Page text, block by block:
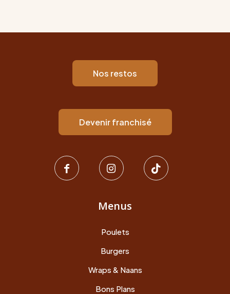
Nos restos
Devenir franchisé
Menus
Poulets
Burgers
Wraps & Naans
Bons Plans